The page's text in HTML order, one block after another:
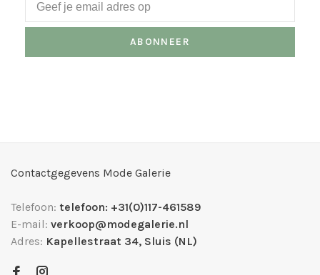
ABONNEER
Contactgegevens Mode Galerie
Telefoon: telefoon: +31(0)117-461589
E-mail: verkoop@modegalerie.nl
Adres: Kapellestraat 34, Sluis (NL)